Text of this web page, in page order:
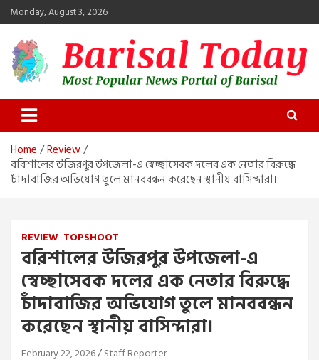
Skip
to
content
Monday, August 3, 2026
Barisal Today
The Most Popular News Portal in Barisal
Home Review
বরিশালের উজিরপুর উপজেলা-এ স্বেচ্ছাসেবক দলের এক নেতার বিরুদ্ধে
চাঁদাবাজির অভিযোগ তুলে মানববন্ধন করেছেন স্থানীয় বাসিন্দারা।
REVIEW TOPSHOOT
বরিশালের উজিরপুর উপজেলা-এ
স্বেচ্ছাসেবক দলের এক নেতার বিরুদ্ধে
চাঁদাবাজির অভিযোগ তুলে মানববন্ধন
করেছেন স্থানীয় বাসিন্দারা।
February 22, 2026 Staff Reporter